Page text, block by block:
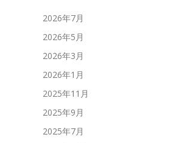
2026年7月
2026年5月
2026年3月
2026年1月
2025年11月
2025年9月
2025年7月